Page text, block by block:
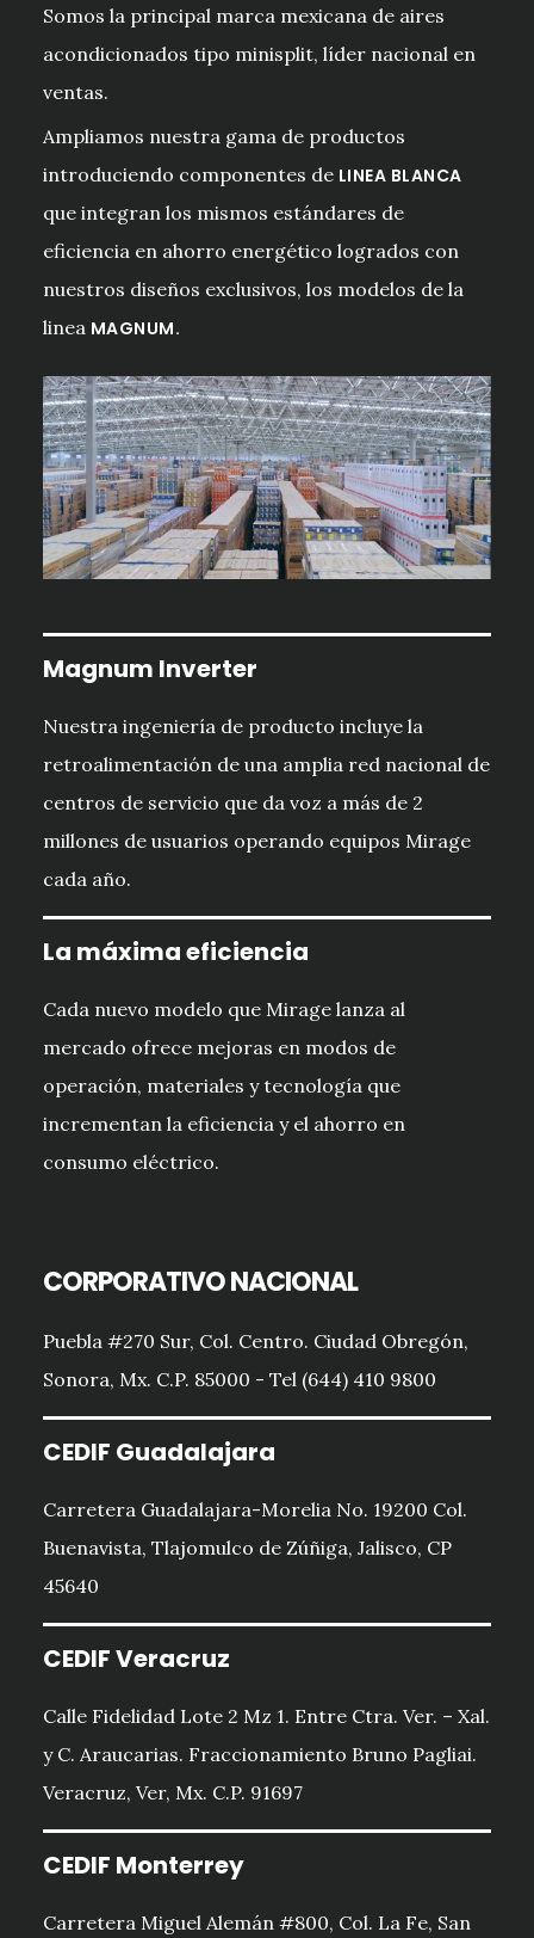
Somos la principal marca mexicana de aires
acondicionados tipo minisplit, líder nacional en
ventas.
Ampliamos nuestra gama de productos
introduciendo componentes de LINEA BLANCA
que integran los mismos estándares de
eficiencia en ahorro energético logrados con
nuestros diseños exclusivos, los modelos de la
linea MAGNUM.
Magnum Inverter
Nuestra ingeniería de producto incluye la
retroalimentación de una amplia red nacional de
centros de servicio que da voz a más de 2
millones de usuarios operando equipos Mirage
cada año.
La máxima eficiencia
Cada nuevo modelo que Mirage lanza al
mercado ofrece mejoras en modos de
operación, materiales y tecnología que
incrementan la eficiencia y el ahorro en
consumo eléctrico.
CORPORATIVO NACIONAL
Puebla #270 Sur, Col. Centro. Ciudad Obregón,
Sonora, Mx. C.P. 85000 - Tel (644) 410 9800
CEDIF Guadalajara
Carretera Guadalajara-Morelia No. 19200 Col.
Buenavista, Tlajomulco de Zúñiga, Jalisco, CP
45640
CEDIF Veracruz
Calle Fidelidad Lote 2 Mz 1. Entre Ctra. Ver. – Xal.
y C. Araucarias. Fraccionamiento Bruno Pagliai.
Veracruz, Ver, Mx. C.P. 91697
CEDIF Monterrey
Carretera Miguel Alemán #800, Col. La Fe, San